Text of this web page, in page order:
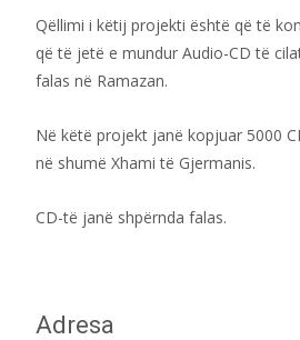
Qëllimi i këtij projekti është që të
që të jetë e mundur Audio-CD të
falas në Ramazan.
Në këtë projekt janë kopjuar 5000
në shumë Xhami të Gjermanis.
CD-të janë shpërnda falas.
Adresa